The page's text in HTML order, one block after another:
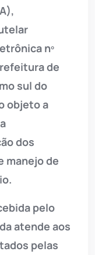
nº
de
sul do
objeto a
dos
manejo de
pelo
atende aos
pelas